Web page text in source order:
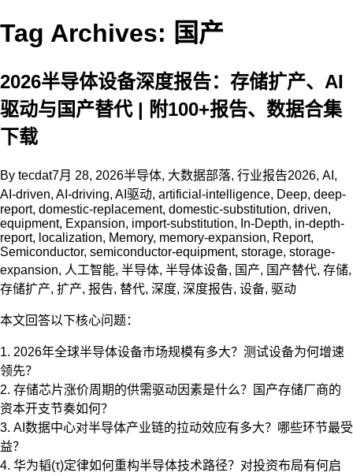
Tag Archives: 国产
2026半导体设备深度报告：存储扩产、AI
驱动与国产替代 | 附100+报告、数据合集
下载
By tecdat7月 28, 2026半导体, 大数据部落, 行业报告2026, AI ,
AI-driven, AI-driving, AI驱动, artificial-intelligence, Deep, deep-
report, domestic-replacement, domestic-substitution, driven,
equipment, Expansion, import-substitution, In-Depth, in-depth-
report, localization, Memory, memory-expansion, Report,
Semiconductor, semiconductor-equipment, storage, storage-
expansion, 人工智能, 半导体, 半导体设备, 国产, 国产替代, 存储,
存储扩产, 扩产, 报告, 替代, 深度, 深度报告, 设备, 驱动
本文回答以下核心问题：
1. 2026年全球半导体设备市场规模有多大？测试设备为何增速
领先？
2. 存储芯片涨价周期的供需驱动因素是什么？国产存储厂商的
资本开支节奏如何？
3. AI数据中心对半导体产业链的拉动效应有多大？哪些环节最受
益？
4. 华为韬(τ)定律如何重构半导体技术路径？对投资布局有何启